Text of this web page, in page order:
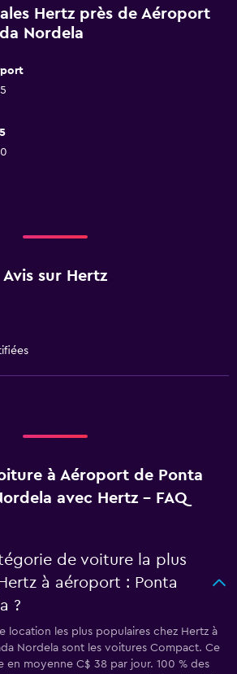
Hertz près de Aéroport
Nordela
Avis sur Hertz
à Aéroport de Ponta
avec Hertz - FAQ
de voiture la plus
à aéroport : Ponta
?
location les plus populaires chez Hertz à
Nordela sont les voitures Compact. Ce
moyenne C$ 38 par jour. 100 % des